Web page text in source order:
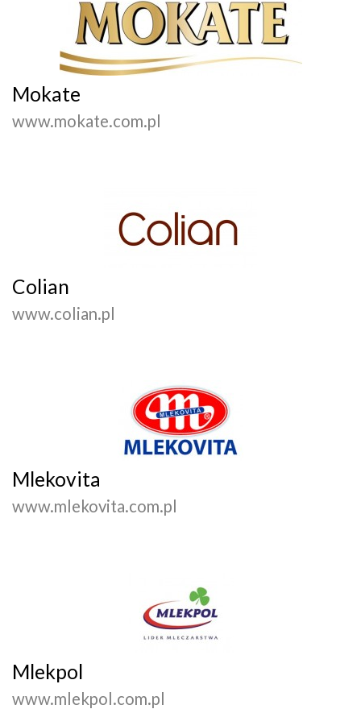
Mokate
www.mokate.com.pl
Colian
www.colian.pl
Mlekovita
www.mlekovita.com.pl
Mlekpol
www.mlekpol.com.pl